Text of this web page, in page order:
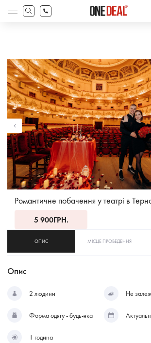
search
Products
search
Романтичне побачення у театрі в
5 900ГРН.
ОПИС МІСЦЕ ПРОВЕДЕННЯ
Опис
2 людини Не
Форма одягу - будь-яка
1 година